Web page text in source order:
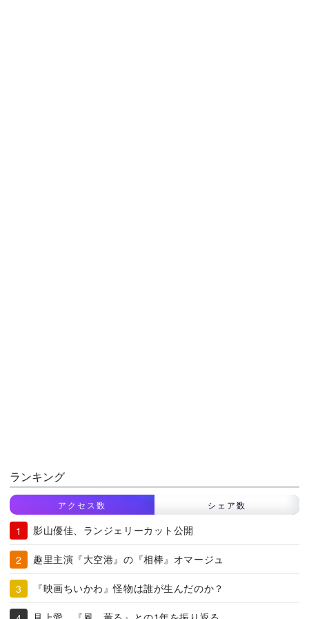
ランキング
アクセス数 シェア数
影山優佳、ランジェリーカット公開
趣里主演『大空港』の『相棒』オマージュ
『映画ちいかわ』怪物は誰が生んだのか？